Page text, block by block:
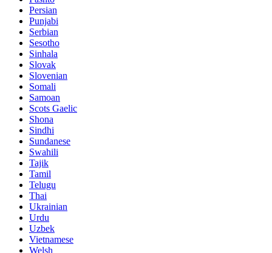
Persian
Punjabi
Serbian
Sesotho
Sinhala
Slovak
Slovenian
Somali
Samoan
Scots Gaelic
Shona
Sindhi
Sundanese
Swahili
Tajik
Tamil
Telugu
Thai
Ukrainian
Urdu
Uzbek
Vietnamese
Welsh